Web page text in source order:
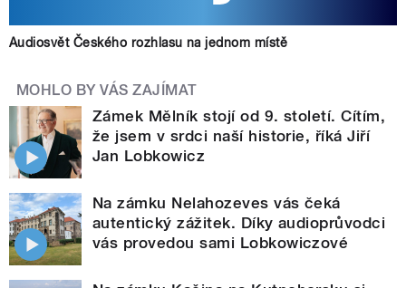
Audiosvět Českého rozhlasu na jednom místě
MOHLO BY VÁS ZAJÍMAT
Zámek Mělník stojí od 9. století. Cítím,
že jsem v srdci naší historie, říká Jiří
Jan Lobkowicz
Na zámku Nelahozeves vás čeká
autentický zážitek. Díky audioprůvodci
vás provedou sami Lobkowiczové